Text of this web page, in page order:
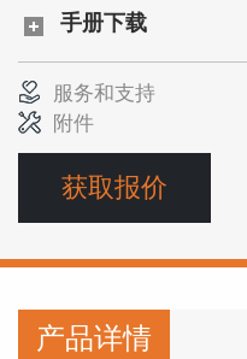
手册下载
服务和支持
附件
获取报价
产品详情